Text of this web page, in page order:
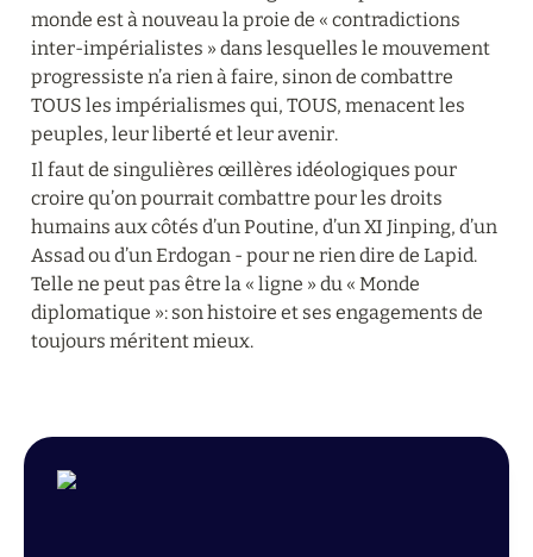
monde est à nouveau la proie de « contradictions
inter-impérialistes » dans lesquelles le mouvement
progressiste n’a rien à faire, sinon de combattre
TOUS les impérialismes qui, TOUS, menacent les
peuples, leur liberté et leur avenir.
Il faut de singulières œillères idéologiques pour
croire qu’on pourrait combattre pour les droits
humains aux côtés d’un Poutine, d’un XI Jinping, d’un
Assad ou d’un Erdogan - pour ne rien dire de Lapid.
Telle ne peut pas être la « ligne » du « Monde
diplomatique »: son histoire et ses engagements de
toujours méritent mieux.